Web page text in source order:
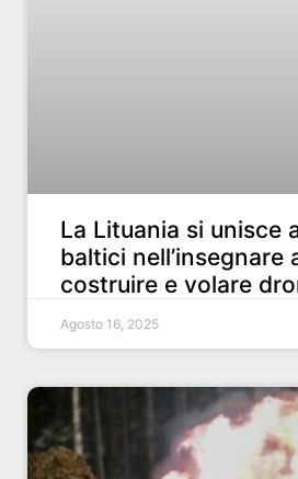
La Lituania si unisce
baltici nell’insegnare
costruire e volare
Agosto 16, 2025